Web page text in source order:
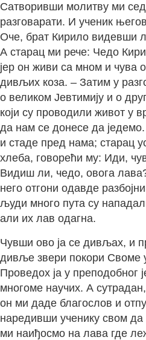
Сатворивши молитву ми
разговарати. И ученик
Оче, брат Кирило видевши
А старац ми рече: Чедо
јер он живи са мном и чува
дивљих коза. – Затим у
о великом Јевтимију и о
који су проводили живот у
да нам се донесе да
и стаде пред нама; старац
хлеба, говорећи му: Иди,
Видиш ли, чедо, овога
него отгони одавде
људи много пута су
али их лав одагна.
Чувши ово ја се дивљах, и
дивље звери покори Своме
Проведох ја у преподобног
многоме научих. А
он ми даде благослов и
наредивши ученику свом
ми наиђосмо на лава где